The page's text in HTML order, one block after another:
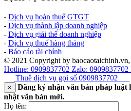
- Dịch vụ hoàn thuế GTGT
- Dịch vụ thành lập doanh nghiệp
- Dịch vụ giải thể doanh nghiệp
- Dịch vụ thuế hàng tháng
- Báo cáo tài chính
© 2021 Copyright by
Hotline: 0909837702 Zalo: 0909837702
Thuê dịch vụ gọi số 0909837702
×
Đăng ký nhận văn bản pháp
nhật văn bản mới.
Họ tên: